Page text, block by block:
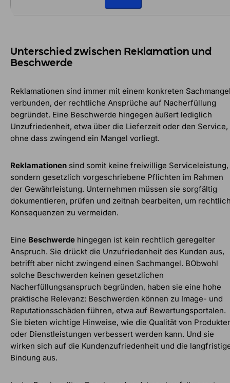
Unterschied zwischen Reklamation und
Beschwerde
Reklamationen sind immer mit einem konkreten
verbunden, der rechtliche Ansprüche auf Nacherfüllung
begründet. Eine Beschwerde hingegen äußert lediglich
Unzufriedenheit, etwa über die Lieferzeit oder den Service,
ohne dass zwingend ein Mangel vorliegt.
Reklamationen sind somit keine freiwillige Serviceleistung,
sondern gesetzlich vorgeschriebene Pflichten im Rahmen
der Gewährleistung. Unternehmen müssen sie sorgfältig
dokumentieren, prüfen und zeitnah bearbeiten, um
Konsequenzen zu vermeiden.
Eine Beschwerde hingegen ist kein rechtlich geregelter
Anspruch. Sie drückt die Unzufriedenheit des Kunden aus,
betrifft aber nicht zwingend einen Sachmangel. BObwohl
solche Beschwerden keinen gesetzlichen
Nacherfüllungsanspruch begründen, haben sie eine hohe
praktische Relevanz: Beschwerden können zu Image- und
Reputationsschäden führen, etwa auf Bewertungsportalen.
Sie bieten wichtige Hinweise, wie die Qualität von
oder Dienstleistungen verbessert werden kann. Und sie
wirken sich auf die Kundenzufriedenheit und die
Bindung aus.